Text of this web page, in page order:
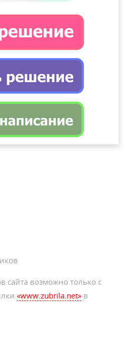
сайта возможно только с
«www.zubrila.net» в